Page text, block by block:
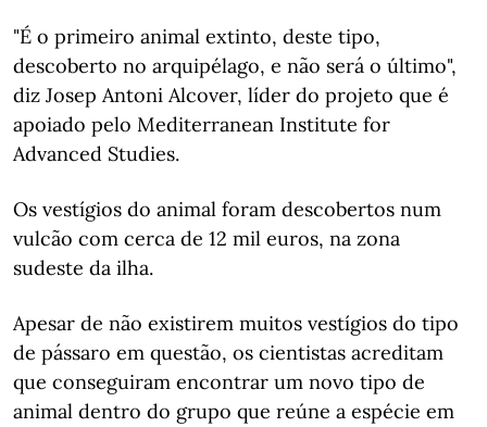
"É o primeiro animal extinto, deste tipo,
descoberto no arquipélago, e não será o último",
diz Josep Antoni Alcover, líder do projeto que é
apoiado pelo Mediterranean Institute for
Advanced Studies.
Os vestígios do animal foram descobertos num
vulcão com cerca de 12 mil euros, na zona
sudeste da ilha.
Apesar de não existirem muitos vestígios do tipo
de pássaro em questão, os cientistas acreditam
que conseguiram encontrar um novo tipo de
animal dentro do grupo que reúne a espécie em